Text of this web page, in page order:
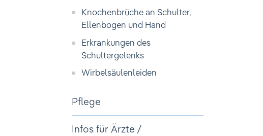
Knochenbrüche an Schulter,
Ellenbogen und Hand
Erkrankungen des
Schultergelenks
Wirbelsäulenleiden
Pflege
Infos für Ärzte /